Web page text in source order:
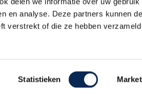
en analyse. Deze partners kunnen
verstrekt of die ze hebben
Statistieken
Realisatie De Websmid